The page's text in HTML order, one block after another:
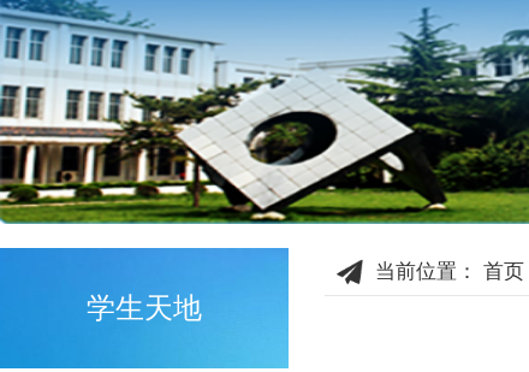
学生天地
当前位置： 首页